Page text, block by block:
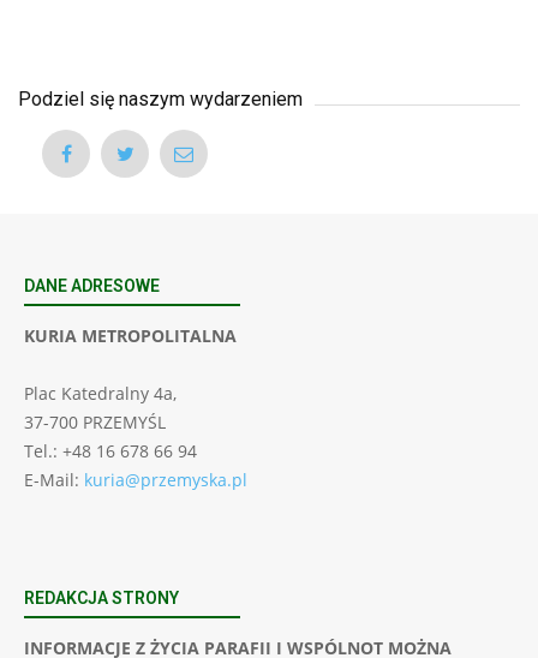
Podziel się naszym wydarzeniem
DANE ADRESOWE
KURIA METROPOLITALNA
Plac Katedralny 4a,
37-700 PRZEMYŚL
Tel.: +48 16 678 66 94
E-Mail: kuria@przemyska.pl
REDAKCJA STRONY
INFORMACJE Z ŻYCIA PARAFII I WSPÓLNOT MOŻNA